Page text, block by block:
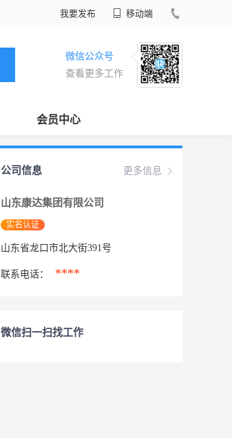
我要发布 移动端
微信公众号
查看更多工作
会员中心
更多信息
公司信息
山东康达集团有限公司
实名认证
山东省龙口市北大街391号
联系电话： ****
微信扫一扫找工作